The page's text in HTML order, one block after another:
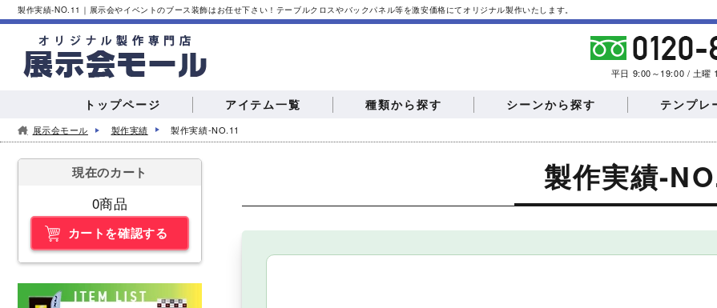
製作実績-NO.11｜展示会やイベントのブース装飾はお任せ下さい！テーブルクロスやバックパネル等を激安価格にてオリジナル製作いたします。
平日 9:00～19:00 / 土
トップページ アイテム一覧 種類から探す
バナースタンド
シーンから探す テンプレ
展示会モール 製作実績 製作実績-NO.11
製作実績-
現在のカート
0商品
カートを確認する